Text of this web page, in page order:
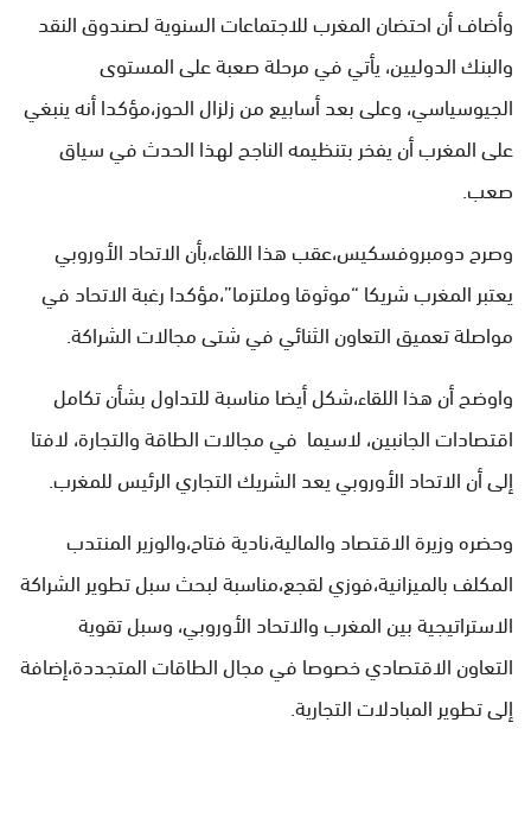
وأضاف أن احتضان المغرب للاجتماعات السنوية لصندوق النقد
والبنك الدوليين، يأتي في مرحلة صعبة على المستوى
الجيوسياسي، وعلى بعد أسابيع من زلزال الحوز،مؤكدا أنه ينبغي
على المغرب أن يفخر بتنظيمه الناجح لهذا الحدث في سياق
صعب.
وصرح دومبروفسكيس،عقب هذا اللقاء،بأن الاتحاد الأوروبي
يعتبر المغرب شريكا “موثوقا وملتزما”،مؤكدا رغبة الاتحاد في
مواصلة تعميق التعاون الثنائي في شتى مجالات الشراكة.
واوضح أن هذا اللقاء،شكل أيضا مناسبة للتداول بشأن تكامل
اقتصادات الجانبين، لاسيما في مجالات الطاقة والتجارة، لافتا
إلى أن الاتحاد الأوروبي يعد الشريك التجاري الرئيس للمغرب.
وحضره وزيرة الاقتصاد والمالية،نادية فتاح،والوزير المنتدب
المكلف بالميزانية،فوزي لقجع،مناسبة لبحث سبل تطوير الشراكة
الاستراتيجية بين المغرب والاتحاد الأوروبي، وسبل تقوية
التعاون الاقتصادي خصوصا في مجال الطاقات المتجددة،إضافة
إلى تطوير المبادلات التجارية.